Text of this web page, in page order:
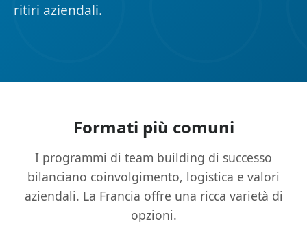
ritiri aziendali.
Formati più comuni
I programmi di team building di successo
bilanciano coinvolgimento, logistica e valori
aziendali. La Francia offre una ricca varietà di
opzioni.